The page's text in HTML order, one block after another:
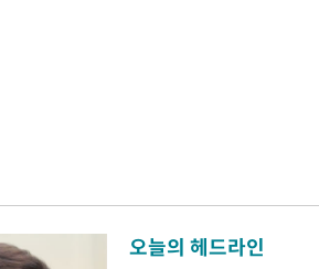
오늘의 헤드라인